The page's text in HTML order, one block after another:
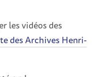
les vidéos des
des Archives Henri-